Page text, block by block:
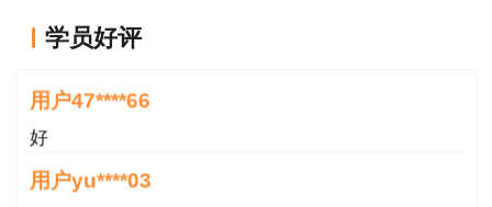
资>协会）等，均可作为取得相应职称资格的相关
学员好评
用户47****66
用户yu****03
一次性过了，非常感谢
用户m3****18